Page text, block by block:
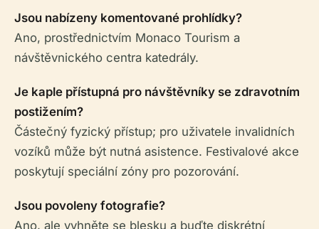
Jsou nabízeny komentované prohlídky?
Ano, prostřednictvím Monaco Tourism a
návštěvnického centra katedrály.
Je kaple přístupná pro návštěvníky se zdravotním
postižením?
Částečný fyzický přístup; pro uživatele invalidních
vozíků může být nutná asistence. Festivalové akce
poskytují speciální zóny pro pozorování.
Jsou povoleny fotografie?
Ano, ale vyhněte se blesku a buďte diskrétní